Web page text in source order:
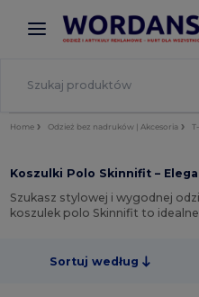
× Aplikacja Wordans
Lepsze ceny w aplikacji!
Home Odzież bez nadruków | Akcesoria
Koszulki Polo Skinnifit –
Szukasz stylowej i wygodnej
koszulek polo Skinnifit to
Sortuj według